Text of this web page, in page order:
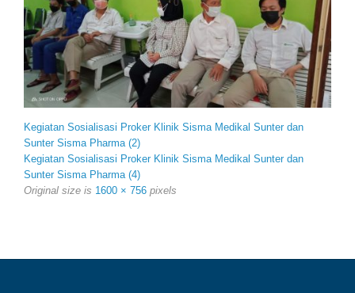
Kegiatan Sosialisasi Proker Klinik Sisma Medikal Sunter dan
Sunter Sisma Pharma (2)
Kegiatan Sosialisasi Proker Klinik Sisma Medikal Sunter dan
Sunter Sisma Pharma (4)
Original size is 1600 × 756 pixels